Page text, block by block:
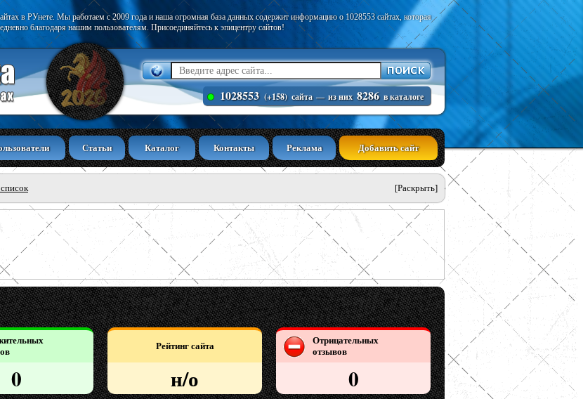
в РУнете. Мы работаем с 2009 года и наша огромная база данных содержит информацию о 1028553 сайтах, которая
благодаря нашим пользователям. Присоединяйтесь к эпицентру сайтов!
1028553 (+158) сайта — из них 8286 в каталоге
Статьи Каталог Контакты Реклама Добавить сайт
[Раскрыть]
0
Рейтинг сайта
н/о
Отрицательных
отзывов
0